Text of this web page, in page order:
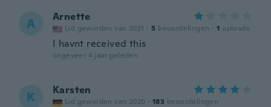
A Arnette
Lid geworden van 2021 · 5 beoordelingen · 1 uploads
I havnt received this
ongeveer 4 jaar geleden
K Karsten
Lid geworden van 2020 · 183 beoordelingen